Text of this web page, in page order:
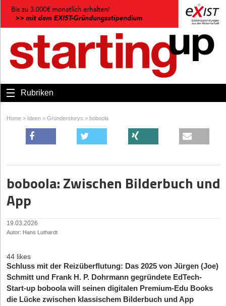
Rubriken
Home > Ideen > Gründerstorys > boboola
boboola: Zwischen Bilderbuch und
App
19.03.2026
Autor: Hans Luthardt
44 likes
Schluss mit der Reizüberflutung: Das 2025 von Jürgen (Joe)
Schmitt und Frank H. P. Dohrmann gegründete EdTech-
Start-up boboola will seinen digitalen Premium-Edu Books
die Lücke zwischen klassischem Bilderbuch und App